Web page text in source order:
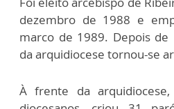
dezembro de 1988 e
marco de 1989. Depois
da arquidiocese tornou-se
À frente da